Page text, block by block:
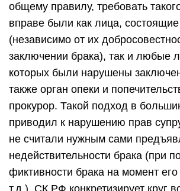
общему правилу, требовать
вправе были как лица,
(независимо от их
заключении брака), так и любые
которых были нарушены
также орган опеки и
прокурор. Такой подход в
приводил к нарушению прав
не считали нужным сами
недействительности брака (при
фиктивности брака на момент
т.д.). СК РФ конкретизирует круг